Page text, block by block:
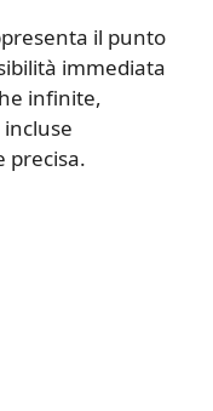
il punto
immediata
infinite,
precisa.